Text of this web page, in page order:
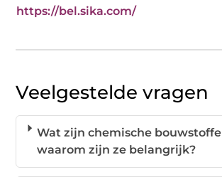
https://bel.sika.com/
Veelgestelde vragen
Wat zijn chemische
waarom zijn ze belangrijk?